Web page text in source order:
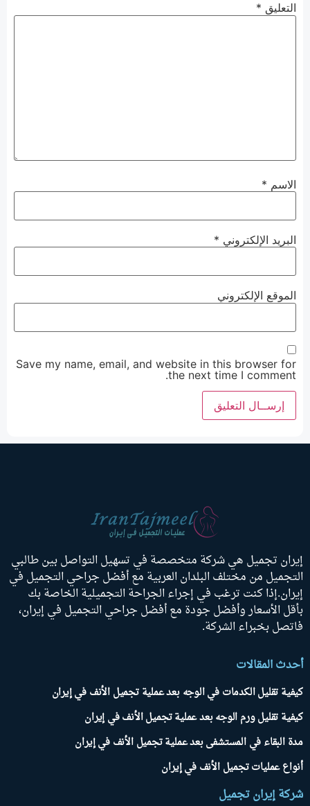
التعليق *
الاسم *
البريد الإلكتروني *
الموقع الإلكتروني
Save my name, email, and website in this browser for
the next time I comment.
إيران تجميل هي شركة متخصصة في تسهيل التواصل بين طالبي
التجميل من مختلف البلدان العربية مع أفضل جراحي التجميل في
إيران.إذا كنت ترغب في إجراء الجراحة التجميلية الخاصة بك
بأقل الأسعار وأفضل جودة مع أفضل جراحي التجميل في إيران،
فاتصل بخبراء الشركة.
أحدث المقالات
كيفية تقليل الكدمات في الوجه بعد عملية تجميل الأنف في إيران
كيفية تقليل ورم الوجه بعد عملية تجميل الأنف في إيران
مدة البقاء في المستشفى بعد عملية تجميل الأنف في إيران
أنواع عمليات تجميل الأنف في إيران
شركة إيران تجميل